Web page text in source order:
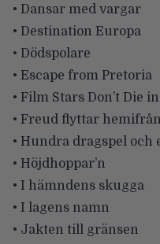
• Dansar med vargar
• Destination Europa
• Dödspolare
• Escape from Pretoria
• Film Stars Don’t Die
• Freud flyttar hemifrån
• Hundra dragspel och
• Höjdhoppar’n
• I hämndens skugga
• I lagens namn
• Jakten till gränsen